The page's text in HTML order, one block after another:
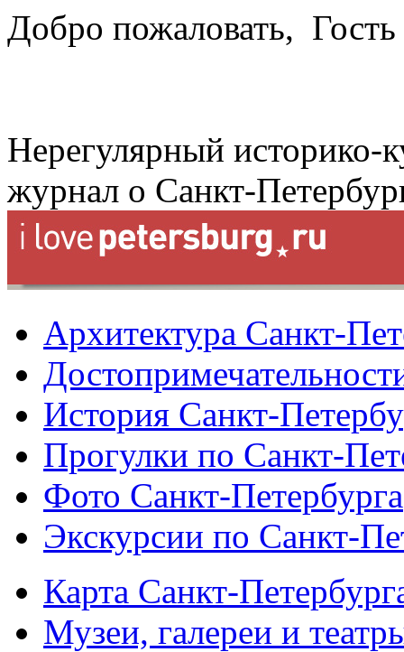
Добро пожаловать, Гость
Нерегулярный историко-
журнал о Санкт-
Архитектура Санкт-
История Санкт-
Прогулки по Санкт-
Фото Санкт-Петербурга
Экскурсии по Санкт-
Карта Санкт-
Музеи, галереи и